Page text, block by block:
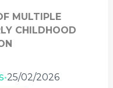
MULTIPLE
CHILDHOOD
•25/02/2026